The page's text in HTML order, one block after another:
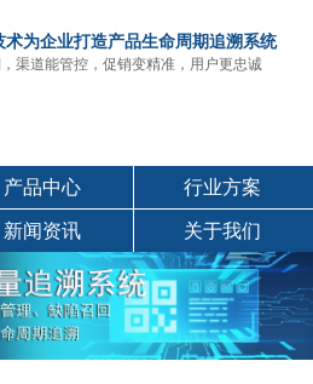
术为企业打造产品生命周期追溯系统
渠道能管控，促销变精准，用户更忠诚
产品中心 行业方案
新闻资讯 关于我们